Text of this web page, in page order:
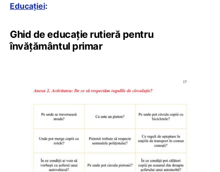
Educației:
Ghid de educație rutieră pentru
învățământul primar